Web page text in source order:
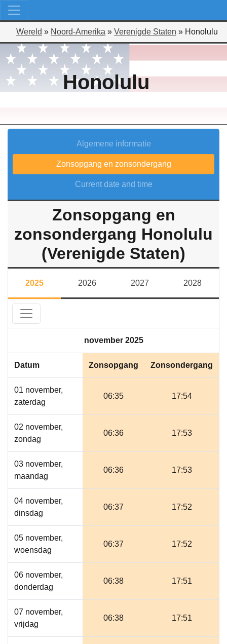
Wereld » Noord-Amerika » Verenigde Staten » Honolulu
Honolulu
Algemene informatie
Zonsopgang en zonsondergang
Current date and time
Zonsopgang en
zonsondergang Honolulu
(Verenigde Staten)
2025 2026 2027 2028
november 2025
Datum Zonsopgang Zonsondergang
01 november,
zaterdag
06:35 17:54
02 november,
zondag
06:36 17:53
03 november,
maandag
06:36 17:53
04 november,
dinsdag
06:37 17:52
05 november,
woensdag
06:37 17:52
06 november,
donderdag
06:38 17:51
07 november,
vrijdag
06:38 17:51